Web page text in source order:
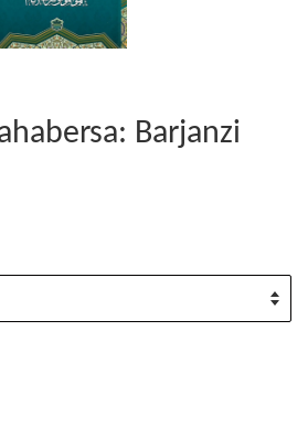
Barjanzi